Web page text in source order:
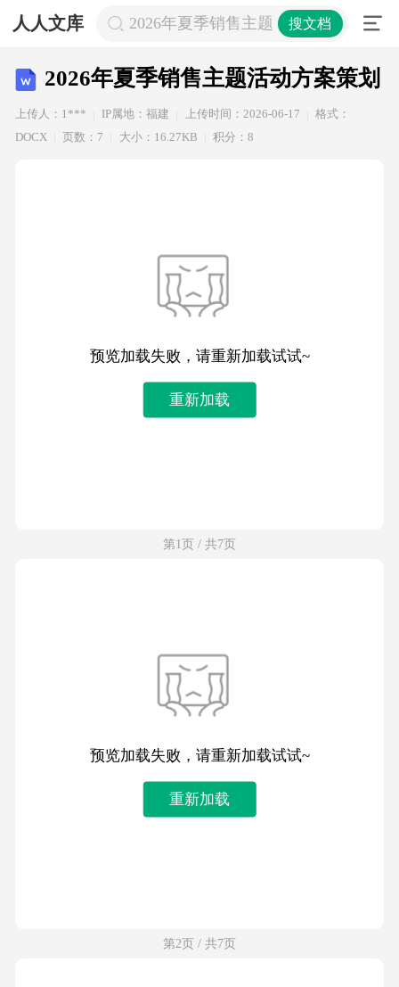
人人文库 2026年夏季销售主题活动方案策划
搜文档
2026年夏季销售主题活动方案策划
上传人：1*** IP属地：福建 上传时间：2026-06-17
格式：
DOCX
页数：7 大小：16.27KB 积分：8
预览加载失败，请重新加载试试~
重新加载
第1页 / 共7页
预览加载失败，请重新加载试试~
重新加载
第2页 / 共7页